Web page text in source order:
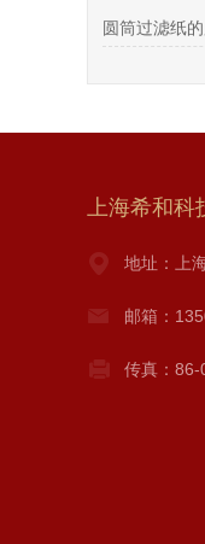
圆筒过滤纸
上海希和科
地址：上
邮箱：
传真：